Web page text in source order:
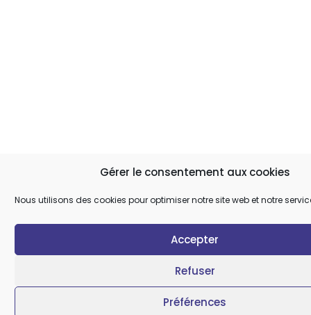
Gérer le consentement aux cookies
Nous utilisons des cookies pour optimiser notre site web et notre
Accepter
Refuser
Préférences